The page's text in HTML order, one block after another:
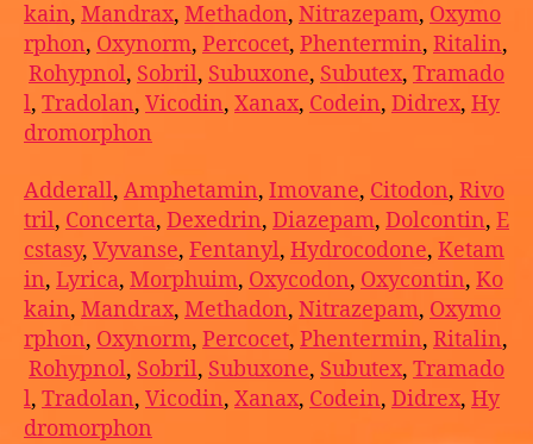
kain, Mandrax, Methadon, Nitrazepam, Oxymo
rphon, Oxynorm, Percocet, Phentermin, Ritalin,
Rohypnol, Sobril, Subuxone, Subutex, Tramado
l, Tradolan, Vicodin, Xanax, Codein, Didrex, Hy
dromorphon
Adderall, Amphetamin, Imovane, Citodon, Rivo
tril, Concerta, Dexedrin, Diazepam, Dolcontin, E
cstasy, Vyvanse, Fentanyl, Hydrocodone, Ketam
in, Lyrica, Morphuim, Oxycodon, Oxycontin, Ko
kain, Mandrax, Methadon, Nitrazepam, Oxymo
rphon, Oxynorm, Percocet, Phentermin, Ritalin,
Rohypnol, Sobril, Subuxone, Subutex, Tramado
l, Tradolan, Vicodin, Xanax, Codein, Didrex, Hy
dromorphon